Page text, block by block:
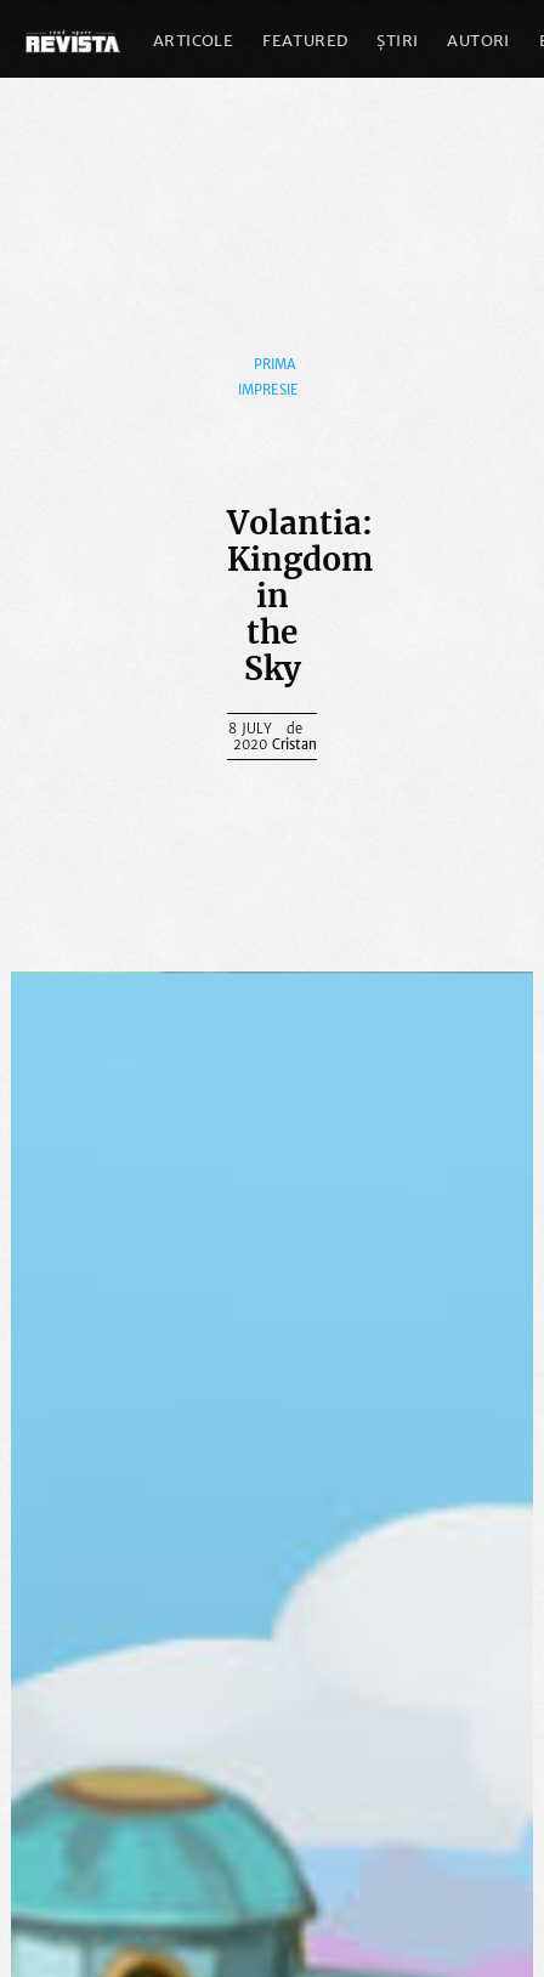
ARTICOLE FEATURED ȘTIRI AUTORI
PRIMA
IMPRESIE
Volantia:
Kingdom
in
the
Sky
8 JULY
2020 Cristan